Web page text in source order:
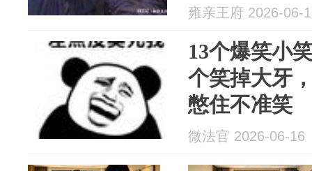
雍亲王府 2026-06-
13个爆笑小
个笑掉大牙
憋住不准笑
微法官 2026-06-16